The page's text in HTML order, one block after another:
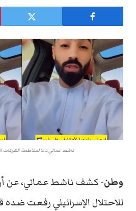
ناشط عماني دعا لمقاطعة الشركات
وطن-كشف ناشط عماني، عن
للاحتلال الإسرائيلي رفعت